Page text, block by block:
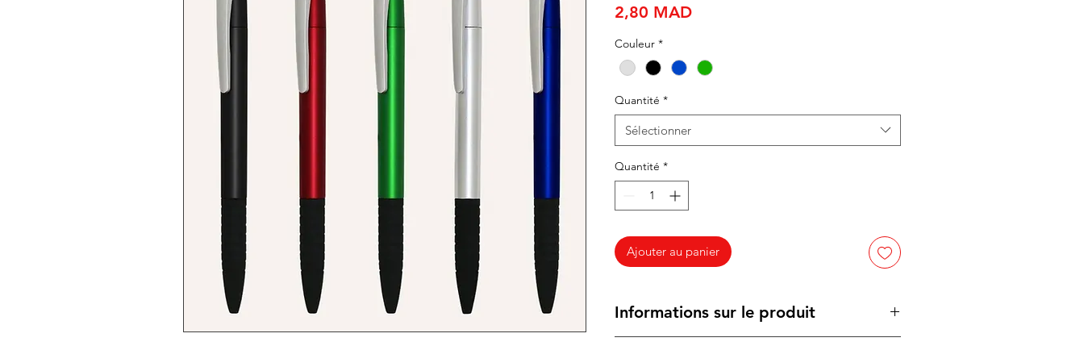
2,80 MADPrix
Couleur *
Quantité *
Sélectionner
Quantité *
Ajouter au panier
Informations sur le produit